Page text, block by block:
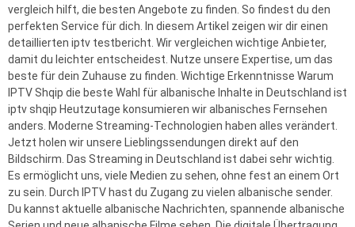
vergleich hilft, die besten Angebote zu finden. So findest du den
perfekten Service für dich. In diesem Artikel zeigen wir dir einen
detaillierten iptv testbericht. Wir vergleichen wichtige Anbieter,
damit du leichter entscheidest. Nutze unsere Expertise, um das
beste für dein Zuhause zu finden. Wichtige Erkenntnisse Warum
IPTV Shqip die beste Wahl für albanische Inhalte in Deutschland ist
iptv shqip Heutzutage konsumieren wir albanisches Fernsehen
anders. Moderne Streaming-Technologien haben alles verändert.
Jetzt holen wir unsere Lieblingssendungen direkt auf den
Bildschirm. Das Streaming in Deutschland ist dabei sehr wichtig.
Es ermöglicht uns, viele Medien zu sehen, ohne fest an einem Ort
zu sein. Durch IPTV hast du Zugang zu vielen albanische sender.
Du kannst aktuelle albanische Nachrichten, spannende albanische